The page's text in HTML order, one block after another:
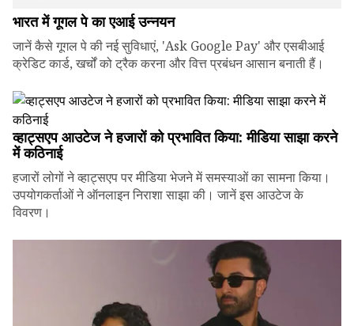
भारत में गूगल पे का एआई उन्नयन
जानें कैसे गूगल पे की नई सुविधाएं, 'Ask Google Pay' और एसबीआई
क्रेडिट कार्ड, खर्चों को ट्रैक करना और वित्त प्रबंधन आसान बनाती हैं।
व्हाट्सएप आउटेज ने हजारों को प्रभावित किया: मीडिया साझा करने
में कठिनाई
हजारों लोगों ने व्हाट्सएप पर मीडिया भेजने में समस्याओं का सामना किया।
उपयोगकर्ताओं ने ऑनलाइन निराशा साझा की। जानें इस आउटेज के
विवरण।